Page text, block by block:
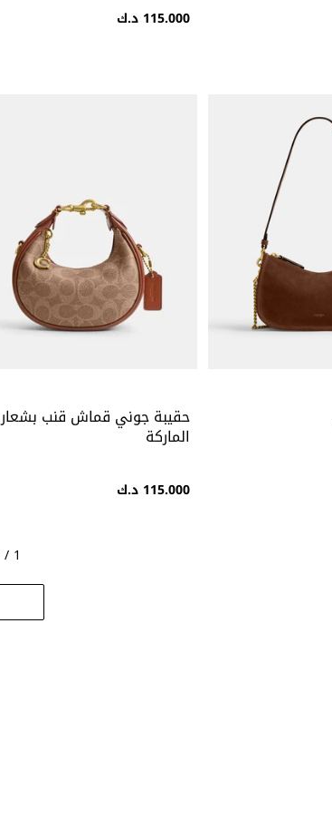
115.000 د.ك
حقيبة جوني قماش قنب بشعار
الماركة
115.000 د.ك
1 / 47 من العناصر